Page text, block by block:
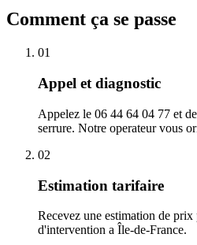
Comment ça se passe
01
Appel et diagnostic
Appelez le 06 44 64 04 77 et
serrure. Notre operateur vous
02
Estimation tarifaire
Recevez une estimation de
d'intervention a Île-de-France.